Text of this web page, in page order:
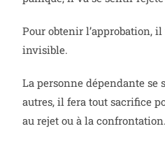
Pour obtenir l’approbation,
invisible.
La personne dépendante se
autres, il fera tout sacrifice
au rejet ou à la confrontation.